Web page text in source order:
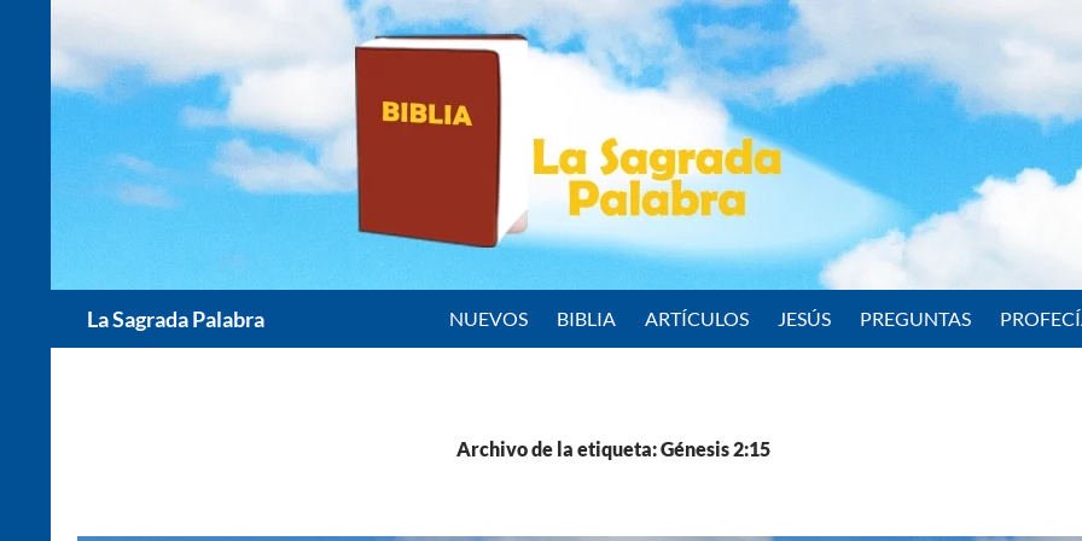
contenido
La Sagrada Palabra NUEVOS BIBLIA ARTÍCULOS JESÚS PREGUNTAS
Archivo de la etiqueta: Génesis 2:15